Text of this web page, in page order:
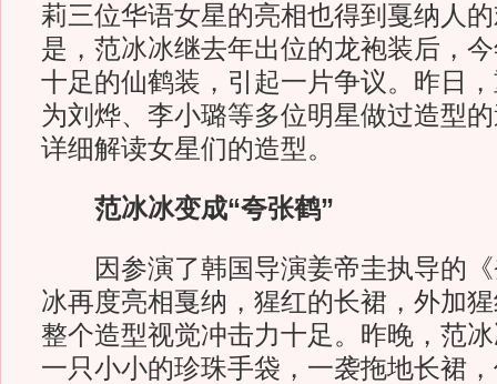
莉三位华语女星的亮相也得到戛纳人
是，范冰冰继去年出位的龙袍装后，
十足的仙鹤装，引起一片争议。昨日
为刘烨、李小璐等多位明星做过造型
详细解读女星们的造型。
范冰冰变成“夸张鹤”
因参演了韩国导演姜帝圭执导的《
冰再度亮相戛纳，猩红的长裙，外加
整个造型视觉冲击力十足。昨晚，范
一只小小的珍珠手袋，一袭拖地长裙